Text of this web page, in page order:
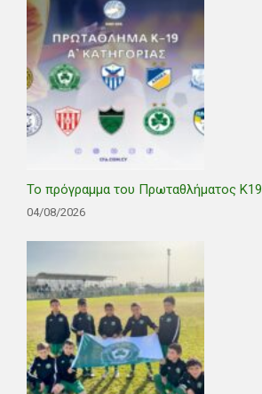
Το πρόγραμμα του Πρωταθλήματος Κ19
04/08/2026